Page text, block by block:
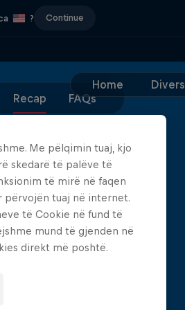
? Continue
Home Divers
Recap FAQs
Me pëlqimin tuaj, kjo
skedarë të palëve të
të mirë në faqen
përvojën tuaj në internet.
të Cookie në fund të
mund të gjenden në
direkt më poshtë.